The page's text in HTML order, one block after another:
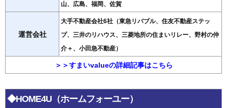
山、広島、福岡、佐賀
運営会社
大手不動産会社6社（東急リバブル、住友不動産ステッ
プ、三井のリハウス、三菱地所の住まいリレー、野村の仲
介＋、小田急不動産）
＞＞すまいvalueの詳細記事はこちら
◆HOME4U（ホームフォーユー）